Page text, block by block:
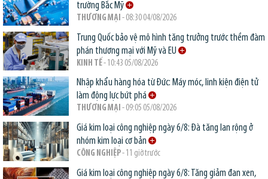
trường Bắc Mỹ
THƯƠNG MẠI - 08:30 04/08/2026
Trung Quốc bảo vệ mô hình tăng trưởng trước thềm đàm
phán thương mại với Mỹ và EU
KINH TẾ- 10:43 05/08/2026
Nhập khẩu hàng hóa từ Đức: Máy móc, linh kiện điện tử
làm động lực bứt phá
THƯƠNG MẠI - 09:05 05/08/2026
Giá kim loại công nghiệp ngày 6/8: Đà tăng lan rộng ở
nhóm kim loại cơ bản
CÔNG NGHIỆP- 11 giờ trước
Giá kim loại công nghiệp ngày 6/8: Tăng giảm đan xen,